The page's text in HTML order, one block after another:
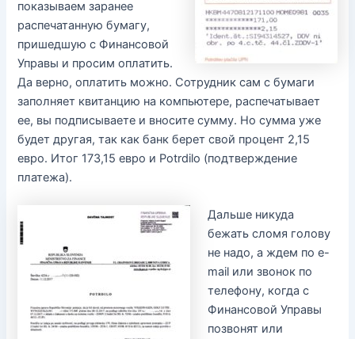
показываем заранее
распечатанную бумагу,
пришедшую с Финансовой
Управы и просим оплатить.
Да верно, оплатить можно. Сотрудник сам с бумаги
заполняет квитанцию на компьютере, распечатывает
ее, вы подписываете и вносите сумму. Но сумма уже
будет другая, так как банк берет свой процент 2,15
евро. Итог 173,15 евро и Potrdilo (подтверждение
платежа).
Дальше никуда
бежать сломя голову
не надо, а ждем по e-
mail или звонок по
телефону, когда с
Финансовой Управы
позвонят или